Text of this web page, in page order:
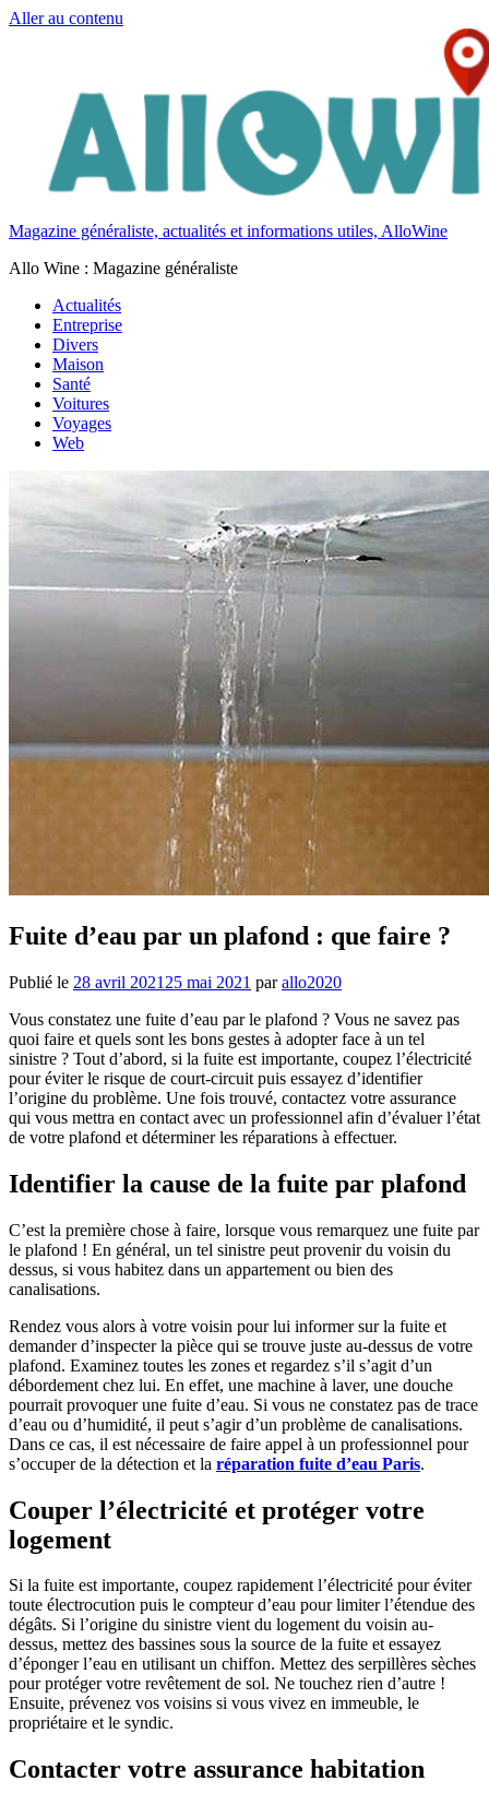
Aller au contenu
Magazine généraliste, actualités et informations utiles, AlloWine
Allo Wine : Magazine généraliste
Actualités
Entreprise
Divers
Maison
Santé
Voitures
Voyages
Web
Fuite d’eau par un plafond : que faire ?
Publié le 28 avril 2021 25 mai 2021 parallo2020
Vous constatez une fuite d’eau par le plafond ? Vous ne savez pas
quoi faire et quels sont les bons gestes à adopter face à un tel
sinistre ? Tout d’abord, si la fuite est importante, coupez l’électricité
pour éviter le risque de court-circuit puis essayez d’identifier
l’origine du problème. Une fois trouvé, contactez votre assurance
qui vous mettra en contact avec un professionnel afin d’évaluer l’état
de votre plafond et déterminer les réparations à effectuer.
Identifier la cause de la fuite par plafond
C’est la première chose à faire, lorsque vous remarquez une fuite par
le plafond ! En général, un tel sinistre peut provenir du voisin du
dessus, si vous habitez dans un appartement ou bien des
canalisations.
Rendez vous alors à votre voisin pour lui informer sur la fuite et
demander d’inspecter la pièce qui se trouve juste au-dessus de votre
plafond. Examinez toutes les zones et regardez s’il s’agit d’un
débordement chez lui. En effet, une machine à laver, une douche
pourrait provoquer une fuite d’eau. Si vous ne constatez pas de trace
d’eau ou d’humidité, il peut s’agir d’un problème de canalisations.
Dans ce cas, il est nécessaire de faire appel à un professionnel pour
s’occuper de la détection et la réparation fuite d’eau Paris.
Couper l’électricité et protéger votre
logement
Si la fuite est importante, coupez rapidement l’électricité pour éviter
toute électrocution puis le compteur d’eau pour limiter l’étendue des
dégâts. Si l’origine du sinistre vient du logement du voisin au-
dessus, mettez des bassines sous la source de la fuite et essayez
d’éponger l’eau en utilisant un chiffon. Mettez des serpillères sèches
pour protéger votre revêtement de sol. Ne touchez rien d’autre !
Ensuite, prévenez vos voisins si vous vivez en immeuble, le
propriétaire et le syndic.
Contacter votre assurance habitation